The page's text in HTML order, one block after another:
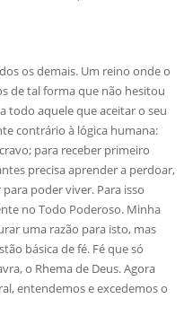
os demais. Um reino onde o
de tal forma que não hesitou
todo aquele que aceitar o seu
contrário à lógica humana:
para receber primeiro
precisa aprender a perdoar,
poder viver. Para isso
no Todo Poderoso. Minha
uma razão para isto, mas
básica de fé. Fé que só
o Rhema de Deus. Agora
entendemos e excedemos o